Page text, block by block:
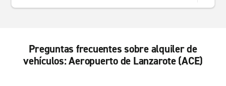
Preguntas frecuentes sobre alquiler de
vehículos: Aeropuerto de Lanzarote (ACE)